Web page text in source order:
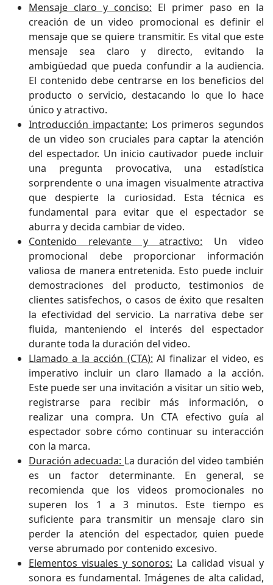
Mensaje claro y conciso: El primer paso en la
creación de un video promocional es definir el
mensaje que se quiere transmitir. Es vital que este
mensaje sea claro y directo, evitando la
ambigüedad que pueda confundir a la audiencia.
El contenido debe centrarse en los beneficios del
producto o servicio, destacando lo que lo hace
único y atractivo.
Introducción impactante: Los primeros segundos
de un video son cruciales para captar la atención
del espectador. Un inicio cautivador puede incluir
una pregunta provocativa, una estadística
sorprendente o una imagen visualmente atractiva
que despierte la curiosidad. Esta técnica es
fundamental para evitar que el espectador se
aburra y decida cambiar de video.
Contenido relevante y atractivo: Un video
promocional debe proporcionar información
valiosa de manera entretenida. Esto puede incluir
demostraciones del producto, testimonios de
clientes satisfechos, o casos de éxito que resalten
la efectividad del servicio. La narrativa debe ser
fluida, manteniendo el interés del espectador
durante toda la duración del video.
Llamado a la acción (CTA): Al finalizar el video, es
imperativo incluir un claro llamado a la acción.
Este puede ser una invitación a visitar un sitio web,
registrarse para recibir más información, o
realizar una compra. Un CTA efectivo guía al
espectador sobre cómo continuar su interacción
con la marca.
Duración adecuada: La duración del video también
es un factor determinante. En general, se
recomienda que los videos promocionales no
superen los 1 a 3 minutos. Este tiempo es
suficiente para transmitir un mensaje claro sin
perder la atención del espectador, quien puede
verse abrumado por contenido excesivo.
Elementos visuales y sonoros: La calidad visual y
sonora es fundamental. Imágenes de alta calidad,